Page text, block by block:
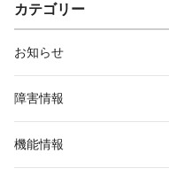
カテゴリー
お知らせ
障害情報
機能情報